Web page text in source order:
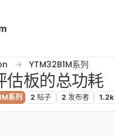
YTM32B1M系列
估板的总功耗
系列 2 帖子 2 发布者 1.2k